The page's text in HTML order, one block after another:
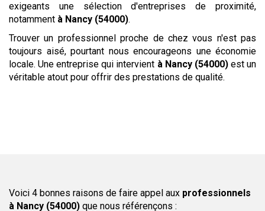
exigeants une sélection d'entreprises de proximité,
notamment à Nancy (54000).
Trouver un professionnel proche de chez vous n'est pas
toujours aisé, pourtant nous encourageons une économie
locale. Une entreprise qui intervient à Nancy (54000)est un
véritable atout pour offrir des prestations de qualité.
Voici 4 bonnes raisons de faire appel aux professionnels
à Nancy (54000) que nous référençons :